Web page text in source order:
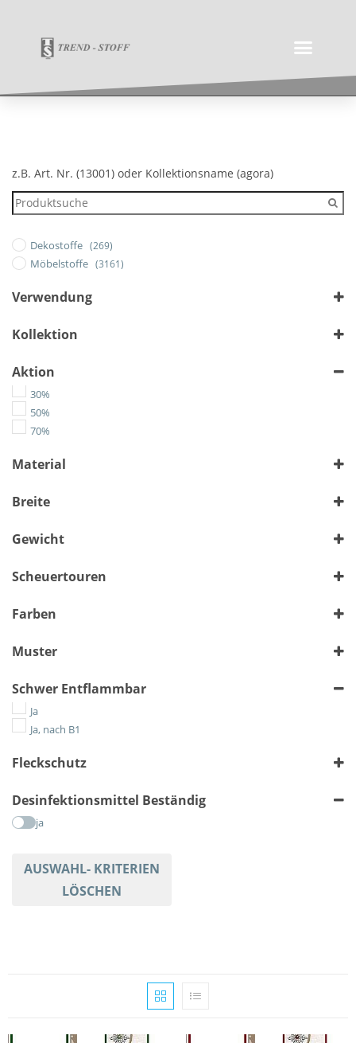
z.B. Art. Nr. (13001) oder Kollektionsname (agora)
Dekostoffe (269)
Möbelstoffe (3161)
Verwendung
Kollektion
Aktion
30%
50%
70%
Material
Flachgewebe
Leather-Like
Velours
Breite
Gewicht
Scheuertouren
Farben
Muster
Floral
Geometrisch
Gestreift
Meliert
Uni
Schwer Entflammbar
Ja
Ja, nach B1
Fleckschutz
Desinfektionsmittel Beständig
ja
AUSWAHL- KRITERIEN
LÖSCHEN